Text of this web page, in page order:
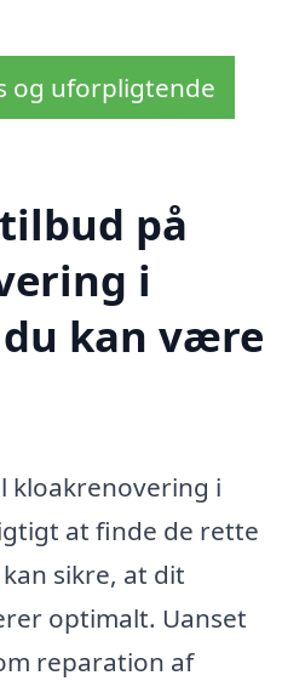
og uforpligtende
på
i
kan være
kloakrenovering i
at finde de rette
sikre, at dit
optimalt. Uanset
reparation af